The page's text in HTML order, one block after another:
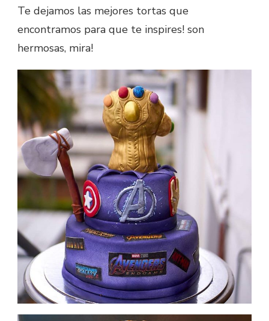
Te dejamos las mejores tortas que
encontramos para que te inspires! son
hermosas, mira!